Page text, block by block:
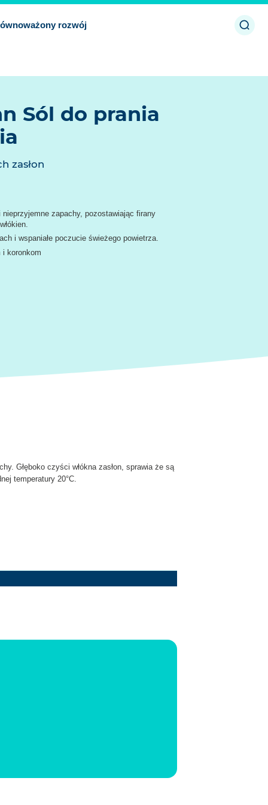
rozwój
Sól do prania
zasłon
zapachy, pozostawiając firany
i wspaniałe poczucie świeżego powietrza.
i koronkom
Głęboko czyści włókna zasłon, sprawia że są
temperatury 20°C.